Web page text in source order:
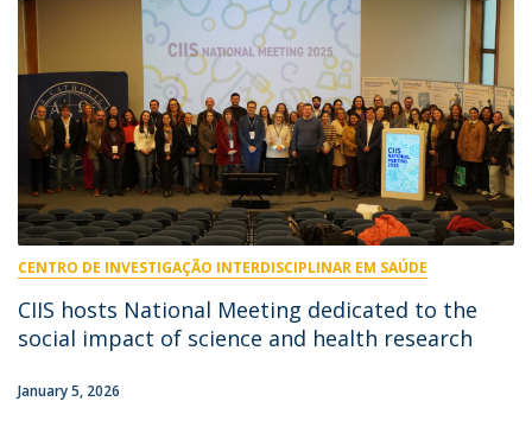
CENTRO DE INVESTIGAÇÃO INTERDISCIPLINAR EM SAÚDE
CIIS hosts National Meeting dedicated to the
social impact of science and health research
January 5, 2026